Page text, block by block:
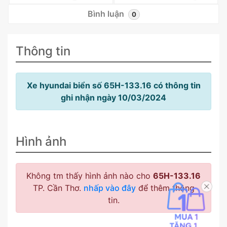
Bình luận 0
Thông tin
Xe hyundai biển số 65H-133.16 có thông tin
ghi nhận ngày 10/03/2024
Hình ảnh
Không tm thấy hình ảnh nào cho 65H-133.16
TP. Cần Thơ. nhấp vào đâyđể thêm thông
tin.